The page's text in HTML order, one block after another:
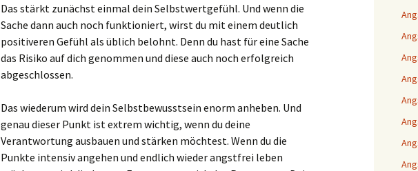
Das stärkt zunächst einmal dein Selbstwertgefühl. Und wenn die
Sache dann auch noch funktioniert, wirst du mit einem deutlich
positiveren Gefühl als üblich belohnt. Denn du hast für eine Sache
das Risiko auf dich genommen und diese auch noch erfolgreich
abgeschlossen.
Das wiederum wird dein Selbstbewusstsein enorm anheben. Und
genau dieser Punkt ist extrem wichtig, wenn du deine
Verantwortung ausbauen und stärken möchtest. Wenn du die
Punkte intensiv angehen und endlich wieder angstfrei leben